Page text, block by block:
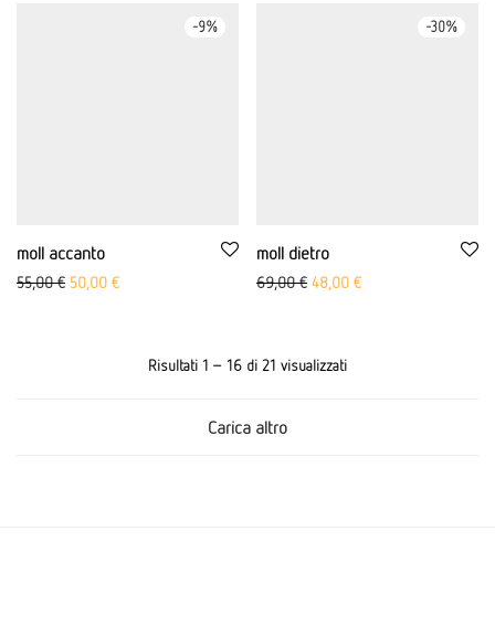
-9%
moll accanto
55,00€ Prezzo originale: 55,00 €
50,00 €Il prezzo attuale è di 50,00 €.
-30%
moll dietro
69,00€ Prezzo originale: 69,00 €
48,00 €Il prezzo attuale è di
Risultati 1 – 16 di 21 visualizzati
Carica altro